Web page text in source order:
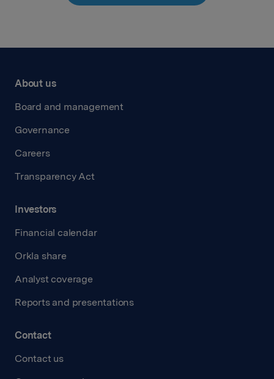
About us
Board and management
Governance
Careers
Transparency Act
Investors
Financial calendar
Orkla share
Analyst coverage
Reports and presentations
Contact
Contact us